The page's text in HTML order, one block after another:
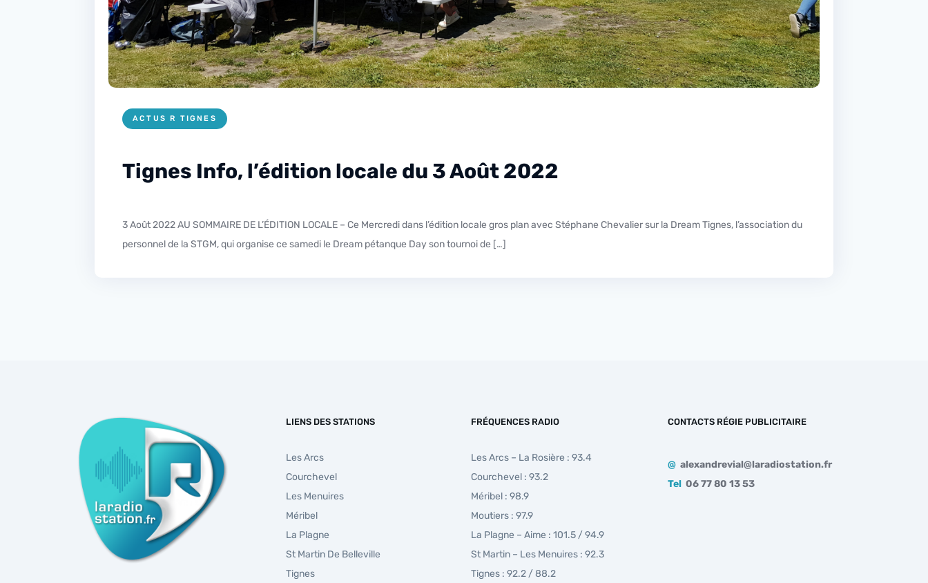
ACTUS R TIGNES
Tignes Info, l’édition locale du 3 Août 2022
3 Août 2022 AU SOMMAIRE DE L’ÉDITION LOCALE – Ce Mercredi dans l’édition locale gros plan avec Stéphane Chevalier sur la Dream Tignes, l’association du
personnel de la STGM, qui organise ce samedi le Dream pétanque Day son tournoi de […]
LIENS DES STATIONS
Les Arcs
Courchevel
Les Menuires
Méribel
La Plagne
St Martin De Belleville
Tignes
FRÉQUENCES RADIO
Les Arcs – La Rosière : 93.4
Courchevel : 93.2
Méribel : 98.9
Moutiers : 97.9
La Plagne – Aime : 101.5 / 94.9
St Martin – Les Menuires : 92.3
Tignes : 92.2 / 88.2
CONTACTS RÉGIE PUBLICITAIRE
@ alexandrevial@laradiostation.fr
Tel 06 77 80 13 53